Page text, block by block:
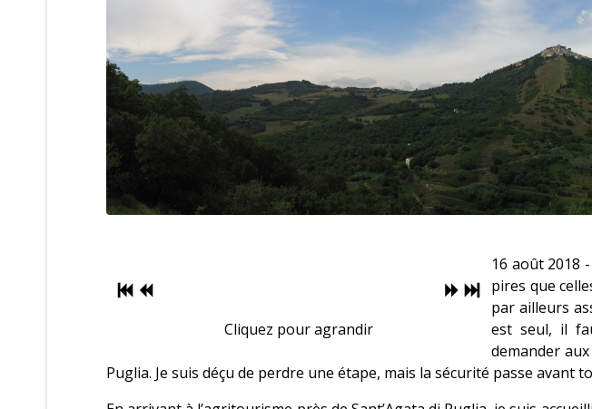
Cliquez pour agrandir
16 août 2018
pires que
par ailleurs
est seul, il
demander
Puglia. Je suis déçu de perdre une étape, mais la sécurité passe avant